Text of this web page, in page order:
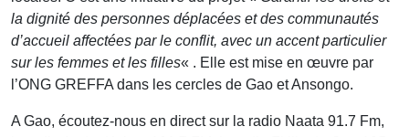
la dignité des personnes déplacées et des communautés
d’accueil affectées par le conflit, avec un accent particulier
sur les femmes et les filles« . Elle est mise en œuvre par
l’ONG GREFFA dans les cercles de Gao et Ansongo.
A Gao, écoutez-nous en direct sur la radio Naata 91.7 Fm,